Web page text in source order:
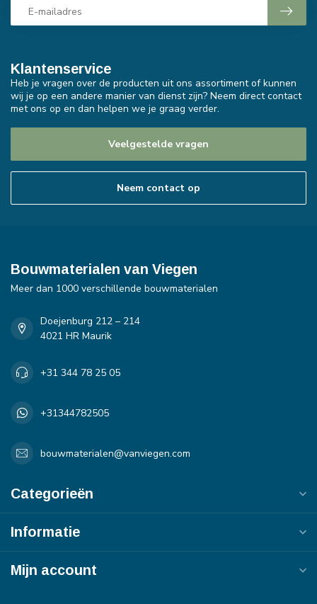
Klantenservice
Heb je vragen over de producten uit ons assortiment of kunnen
wij je op een andere manier van dienst zijn? Neem direct contact
met ons op en dan helpen we je graag verder.
Veelgestelde vragen
Neem contact op
Bouwmaterialen van Viegen
Meer dan 1000 verschillende bouwmaterialen
Doejenburg 212 – 214
4021 HR Maurik
+31 344 78 25 05
+31344782505
bouwmaterialen@vanviegen.com
Categorieën
Informatie
Mijn account